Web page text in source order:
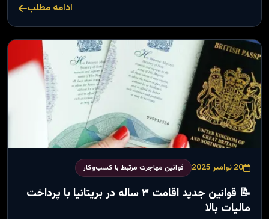
ادامه مطلب
20 نوامبر 2025 قوانین مهاجرت مرتبط با کسب‌وکار
📝 قوانین جدید اقامت ۳ ساله در بریتانیا با پرداخت
مالیات بالا